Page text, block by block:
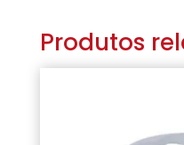
Produtos